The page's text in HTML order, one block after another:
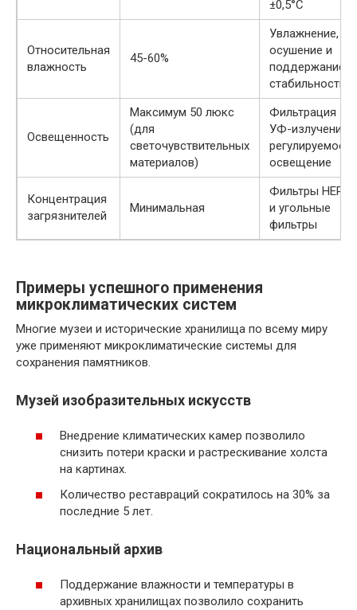
±0,5°C
Относительная
влажность
45-60%
Увлажнение,
осушение и
поддержание
стабильности
Освещенность
Максимум 50 люкс
(для
светочувствительных
материалов)
Фильтрация
УФ-излучения,
регулируемое
освещение
Концентрация
загрязнителей
Минимальная
Фильтры HEPA
и угольные
фильтры
Примеры успешного применения
микроклиматических систем
Многие музеи и исторические хранилища по всему миру
уже применяют микроклиматические системы для
сохранения памятников.
Музей изобразительных искусств
Внедрение климатических камер позволило
снизить потери краски и растрескивание холста
на картинах.
Количество реставраций сократилось на 30% за
последние 5 лет.
Национальный архив
Поддержание влажности и температуры в
архивных хранилищах позволило сохранить